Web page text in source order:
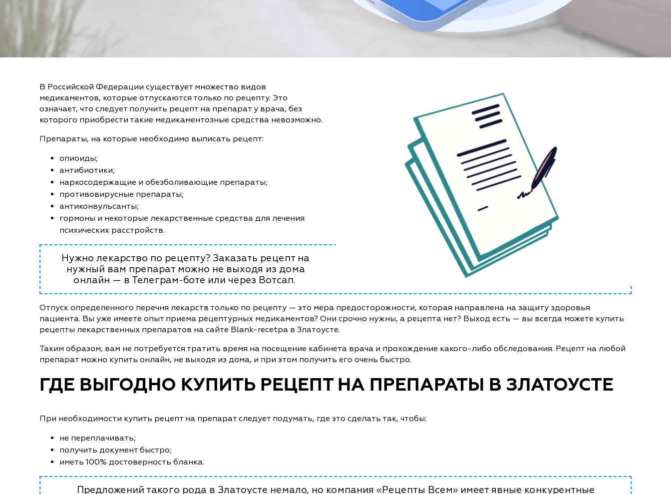
В Российской Федерации существует множество видов
медикаментов, которые отпускаются только по рецепту. Это
означает, что следует получить рецепт на препарат у врача, без
которого приобрести такие медикаментозные средства невозможно.
Препараты, на которые необходимо выписать рецепт:
опиоиды;
антибиотики;
наркосодержащие и обезболивающие препараты;
противовирусные препараты;
антиконвульсанты;
гормоны и некоторые лекарственные средства для лечения
психических расстройств.
Нужно лекарство по рецепту? Заказать рецепт на
нужный вам препарат можно не выходя из дома
онлайн — в Телеграм-боте или через Вотсап.
Отпуск определенного перечня лекарств только по рецепту — это мера предосторожности, которая направлена на защиту здоровья
пациента. Вы уже имеете опыт приема рецептурных медикаментов? Они срочно нужны, а рецепта нет? Выход есть — вы всегда можете купить
рецепты лекарственных препаратов на сайте Blank-recetpa в Златоусте.
Таким образом, вам не потребуется тратить время на посещение кабинета врача и прохождение какого-либо обследования. Рецепт на любой
препарат можно купить онлайн, не выходя из дома, и при этом получить его очень быстро.
ГДЕ ВЫГОДНО КУПИТЬ РЕЦЕПТ НА ПРЕПАРАТЫ В ЗЛАТОУСТЕ
При необходимости купить рецепт на препарат следует подумать, где это сделать так, чтобы:
не переплачивать;
получить документ быстро;
иметь 100% достоверность бланка.
Предложений такого рода в Златоусте немало, но компания «Рецепты Всем» имеет явные конкурентные